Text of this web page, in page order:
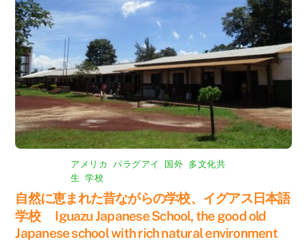
アメリカ パラグアイ 国外 多文化共
生 学校
自然に恵まれた昔ながらの学校、イグアス日本語
学校 Iguazu Japanese School, the good old
Japanese school with rich natural environment